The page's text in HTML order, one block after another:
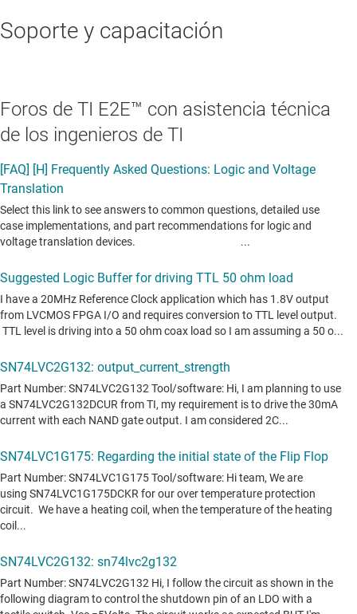
Soporte y capacitación
Foros de TI E2E™ con asistencia técnica
de los ingenieros de TI